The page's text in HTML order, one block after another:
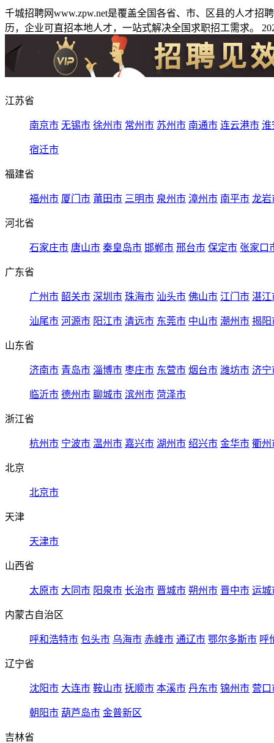
千城招聘网www.zpw.net是覆盖全国各省、市、区县的人才
历，企业可直招本地人才，一站式解决全国求职招工需求。
江苏省
南京市 无锡市 徐州市 常州市 苏州市 南通市 连云港市 淮
宿迁市
福建省
福州市 厦门市 莆田市 三明市 泉州市 漳州市 南平市 龙岩
河北省
石家庄市 唐山市 秦皇岛市 邯郸市 邢台市 保定市 张家口
广东省
广州市 韶关市 深圳市 珠海市 汕头市 佛山市 江门市 湛江
汕尾市 河源市 阳江市 清远市 东莞市 中山市 潮州市 揭阳
山东省
济南市 青岛市 淄博市 枣庄市 东营市 烟台市 潍坊市 济宁
临沂市 德州市 聊城市 滨州市 菏泽市
浙江省
杭州市 宁波市 温州市 嘉兴市 湖州市 绍兴市 金华市 衢州
北京
北京市
天津
天津市
山西省
太原市 大同市 阳泉市 长治市 晋城市 朔州市 晋中市 运城
内蒙古自治区
呼和浩特市 包头市 乌海市 赤峰市 通辽市 鄂尔多斯市 呼
辽宁省
沈阳市 大连市 鞍山市 抚顺市 本溪市 丹东市 锦州市 营口
朝阳市 葫芦岛市 金普新区
吉林省